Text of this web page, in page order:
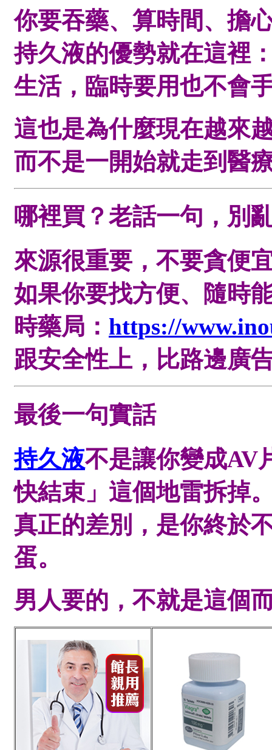
你要吞藥、算時間、擔
持久液的優勢就在這裡
生活，臨時要用也不會
這也是為什麼現在越來
而不是一開始就走到醫
哪裡買？老話一句，別
來源很重要，不要貪便
如果你要找方便、隨時
時藥局： https://
跟安全性上，比路邊廣
最後一句實話
持久液不是讓你變成AV
快結束」這個地雷拆掉
真正的差別，是你終於
蛋。
男人要的，不就是這個